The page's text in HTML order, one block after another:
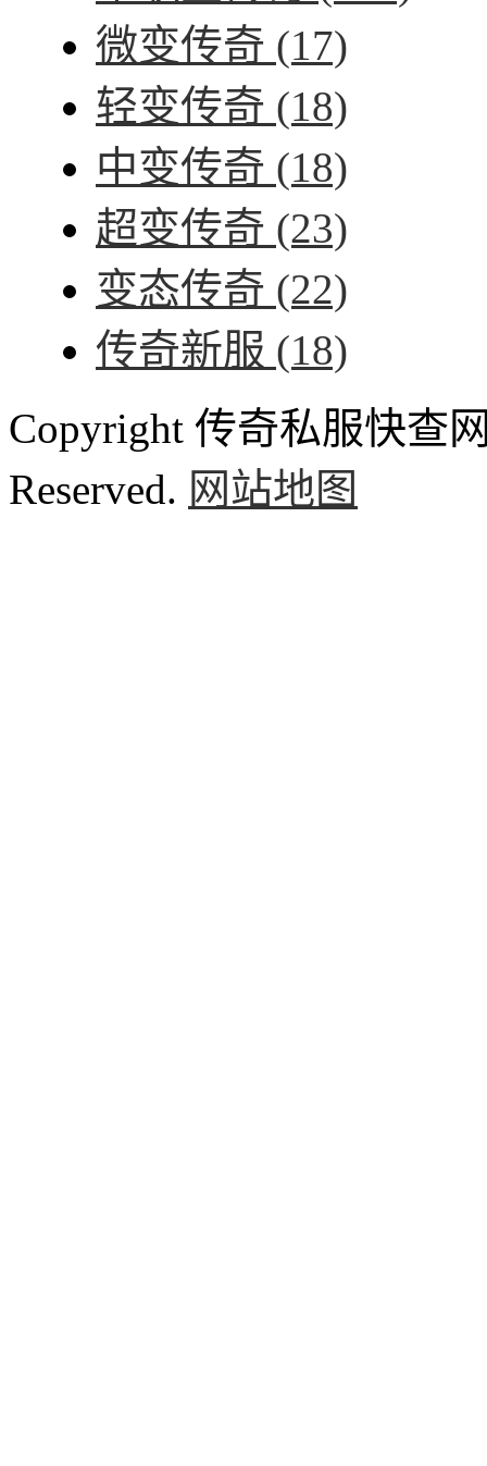
微变传奇 (17)
轻变传奇 (18)
中变传奇 (18)
超变传奇 (23)
变态传奇 (22)
传奇新服 (18)
Copyright 传奇私服快查
Reserved. 网站地图